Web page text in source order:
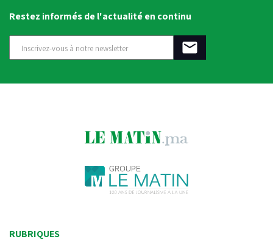
Restez informés de l'actualité en continu
RUBRIQUES